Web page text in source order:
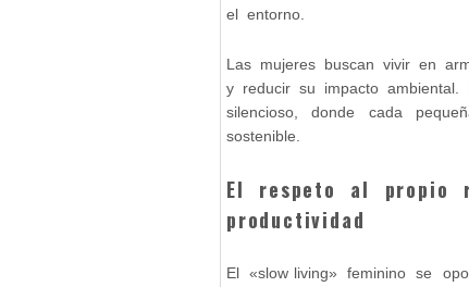
el entorno.
Las mujeres buscan vivir en
y reducir su impacto
silencioso, donde cada
sostenible.
El respeto al propio
productividad
El «slow living» feminino se